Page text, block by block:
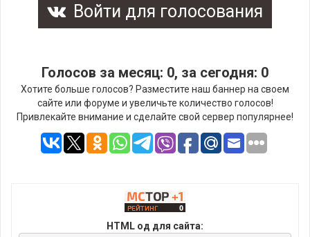
Войти для голосования
Голосов за месяц: 0, за сегодня: 0
Хотите больше голосов? Разместите наш баннер на своем
сайте или форуме и увеличьте количество голосов!
Привлекайте внимание и сделайте свой сервер популярнее!
HTML од для сайта: